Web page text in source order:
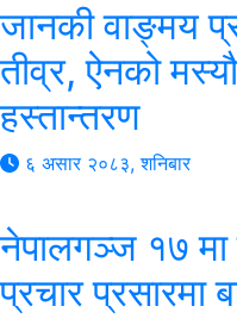
जानकी वाङ्मय
तीव्र, ऐनको
हस्तान्तरण
६ असार २०८३, शनिबार
नेपालगञ्ज १७ मा
प्रचार प्रसारमा